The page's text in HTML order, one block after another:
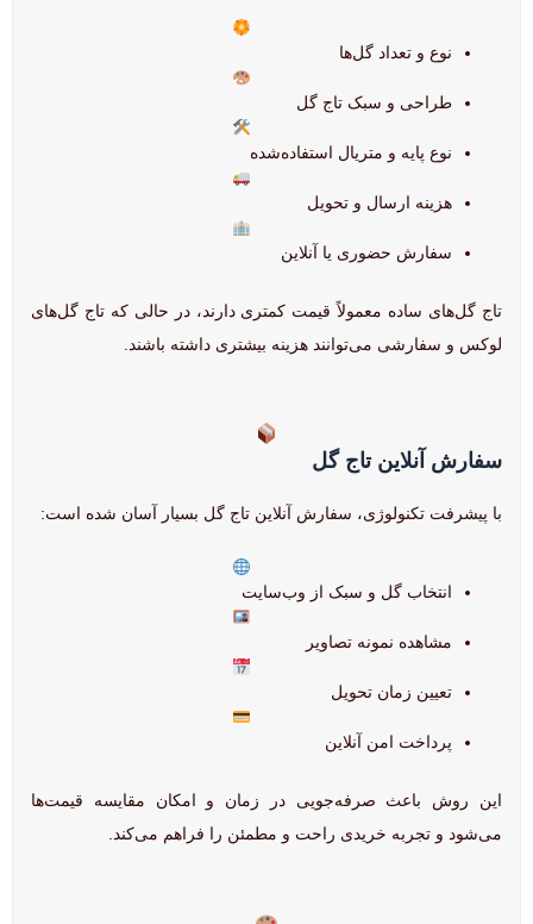
نوع و تعداد گل‌ها
طراحی و سبک تاج گل
نوع پایه و متریال استفاده‌شده
هزینه ارسال و تحویل
سفارش حضوری یا آنلاین
تاج گل‌های ساده معمولاً قیمت کمتری دارند، در حالی که تاج گل‌های
لوکس و سفارشی می‌توانند هزینه بیشتری داشته باشند.
سفارش آنلاین تاج گل
با پیشرفت تکنولوژی، سفارش آنلاین تاج گل بسیار آسان شده است:
انتخاب گل و سبک از وب‌سایت
مشاهده نمونه تصاویر
تعیین زمان تحویل
پرداخت امن آنلاین
این روش باعث صرفه‌جویی در زمان و امکان مقایسه قیمت‌ها
می‌شود و تجربه خریدی راحت و مطمئن را فراهم می‌کند.